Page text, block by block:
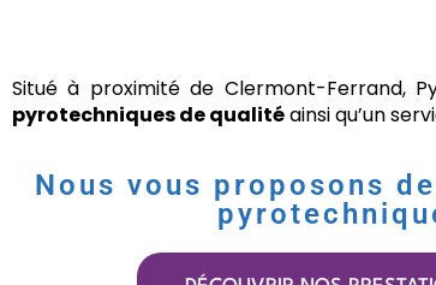
Situé à proximité de Clermont-Ferrand,
pyrotechniques de qualitéainsi qu’un
Nous vous proposons